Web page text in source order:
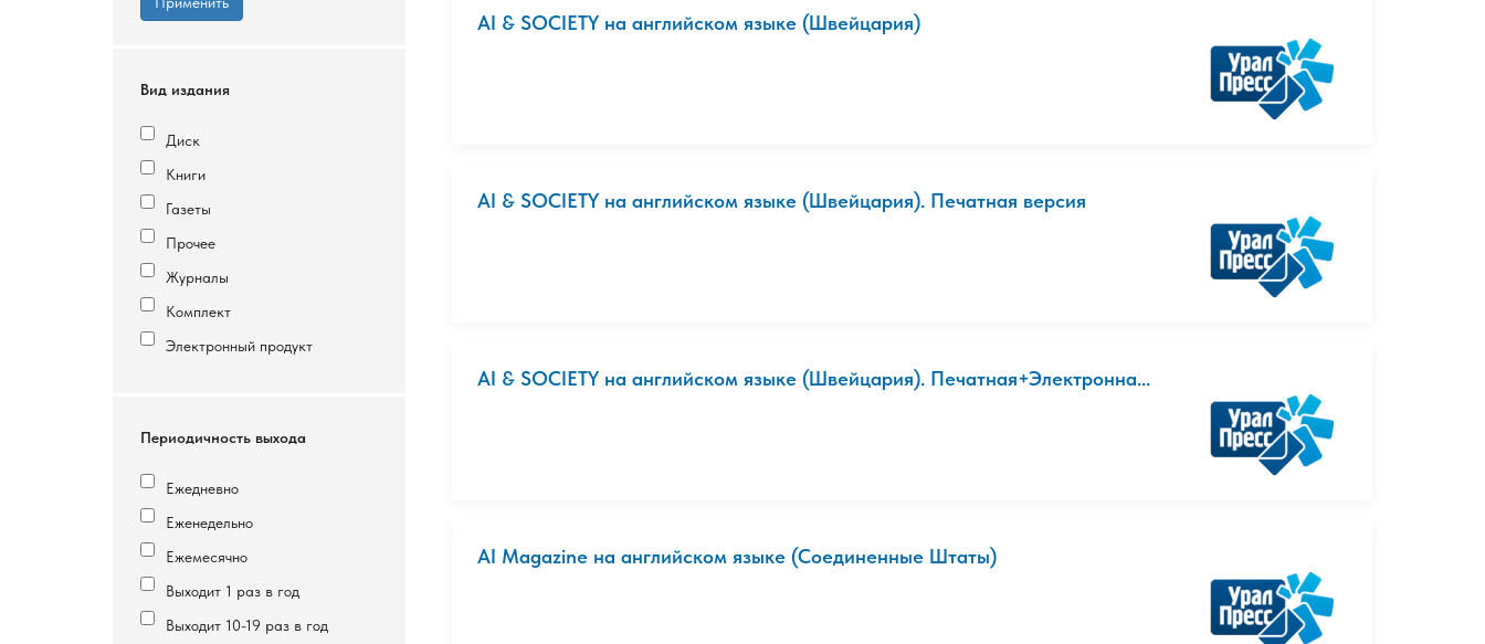
Вид издания
Диск
Книги
Газеты
Прочее
Журналы
Комплект
Электронный продукт
Периодичность выхода
Ежедневно
Еженедельно
Ежемесячно
Выходит 1 раз в год
Выходит 10-19 раз в год
AI & SOCIETY на английском языке (Швейцария)
AI & SOCIETY на английском языке (Швейцария). Печатная версия
AI & SOCIETY на английском языке (Швейцария). Печатная+Электронна...
AI Magazine на английском языке (Соединенные Штаты)